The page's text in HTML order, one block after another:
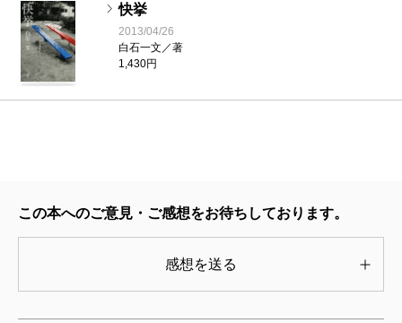
快挙
2013/04/26
白石一文／著
1,430円
この本へのご意見・ご感想をお待ちしております。
感想を送る